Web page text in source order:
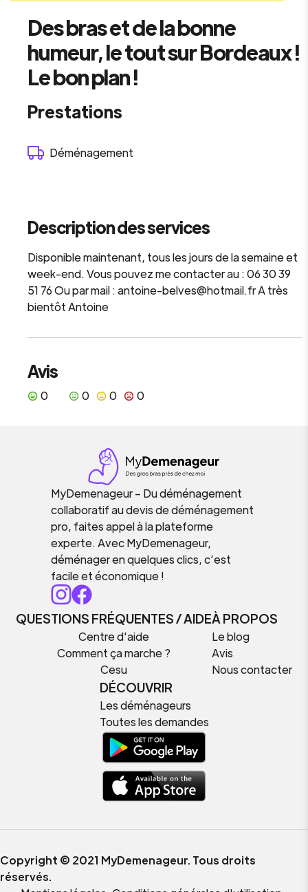
Des bras et de la bonne
humeur, le tout sur Bordeaux !
Le bon plan !
Prestations
Déménagement
Description des services
Disponible maintenant, tous les jours de la semaine et
week-end. Vous pouvez me contacter au : 06 30 39
51 76 Ou par mail : antoine-belves@hotmail.fr A très
bientôt Antoine
Avis
0 0 0 0
MyDemenageur – Du déménagement
collaboratif au devis de déménagement
pro, faites appel à la plateforme
experte. Avec MyDemenageur,
déménager en quelques clics, c’est
facile et économique !
QUESTIONS FRÉQUENTES / AIDE
Centre d'aide
Comment ça marche ?
Cesu
À PROPOS
Le blog
Avis
Nous contacter
DÉCOUVRIR
Les déménageurs
Toutes les demandes
Copyright © 2021 MyDemenageur. Tous droits
réservés.